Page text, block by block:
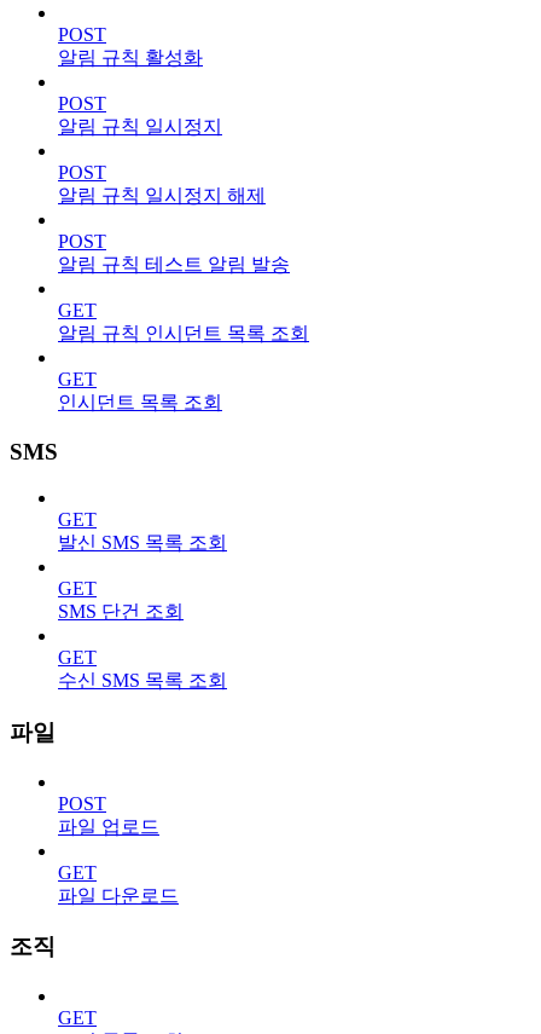
POST
알림 규칙 활성화
POST
알림 규칙 일시정지
POST
알림 규칙 일시정지 해제
POST
알림 규칙 테스트 알림 발송
GET
알림 규칙 인시던트 목록 조회
GET
인시던트 목록 조회
SMS
GET
발신 SMS 목록 조회
GET
SMS 단건 조회
GET
수신 SMS 목록 조회
파일
POST
파일 업로드
GET
파일 다운로드
조직
GET